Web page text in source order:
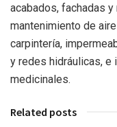
acabados, fachadas
mantenimiento de
carpintería,
y redes hidráulicas,
medicinales.
Related posts